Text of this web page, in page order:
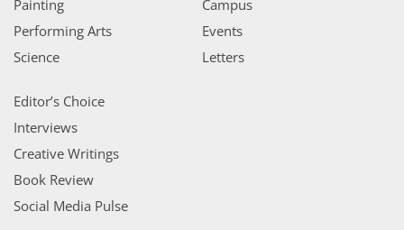
Painting
Performing Arts
Science
Campus
Events
Letters
Editor’s Choice
Interviews
Creative Writings
Book Review
Social Media Pulse